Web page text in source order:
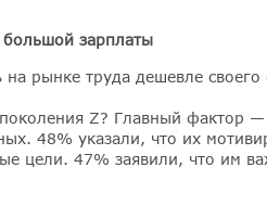
зарплаты
на рынке труда дешевле своего
Z? Главный фактор
48% указали, что их
цели. 47% заявили, что им